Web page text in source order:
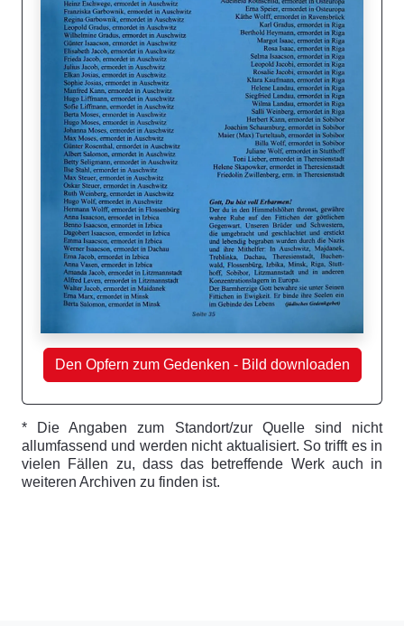
Den Opfern zum Gedenken - Bild downloaden
* Die Angaben zum Standort/zur Quelle sind nicht
allumfassend und werden nicht aktualisiert. So trifft es in
vielen Fällen zu, dass das betreffende Werk auch in
weiteren Archiven zu finden ist.